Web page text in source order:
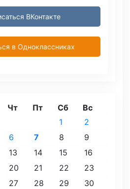
ВКонтакте
в Одноклассниках
Чт Пт Сб Вс
1
2
6 7 8
9
13 14 15
16
20 21 22
23
27 28 29
30